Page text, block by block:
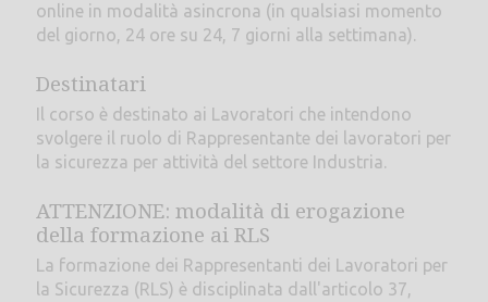
online in modalità asincrona (in qualsiasi momento
del giorno, 24 ore su 24, 7 giorni alla settimana).
Destinatari
Il corso è destinato ai Lavoratori che intendono
svolgere il ruolo di Rappresentante dei lavoratori per
la sicurezza per attività del settore Industria.
ATTENZIONE: modalità di erogazione
della formazione ai RLS
La formazione dei Rappresentanti dei Lavoratori per
la Sicurezza (RLS) è disciplinata dall'articolo 37,